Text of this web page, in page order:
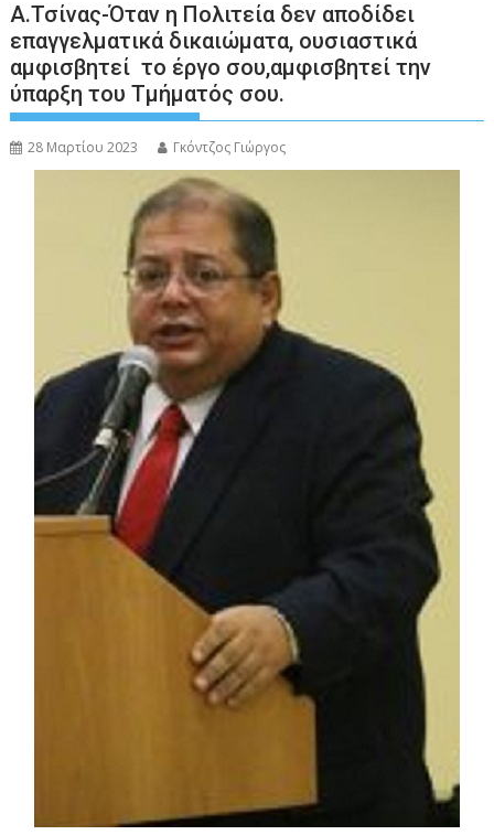
Α.Τσίνας-Όταν η Πολιτεία δεν αποδίδει
επαγγελματικά δικαιώματα, ουσιαστικά
αμφισβητεί το έργο σου,αμφισβητεί την
ύπαρξη του Τμήματός σου.
28 Μαρτίου 2023 Γκόντζος Γιώργος